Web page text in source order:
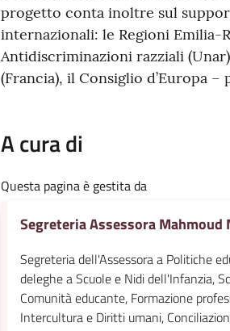
progetto conta inoltre sul
internazionali: le Regioni Emilia-
Antidiscriminazioni razziali
(Francia), il Consiglio d’Europa
A cura di
Questa pagina è gestita da
Segreteria Assessora Mahmoud
Segreteria dell'Assessora a Politiche
deleghe a Scuole e Nidi dell'Infanzia,
Comunità educante, Formazione
Intercultura e Diritti umani,